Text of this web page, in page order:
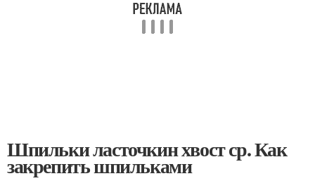
Шпильки ласточкин хвост ср. Как
закрепить шпильками